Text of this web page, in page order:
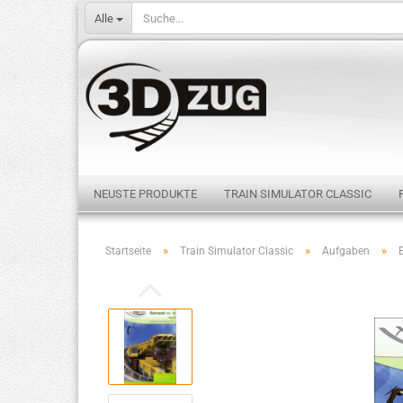
Alle
NEUSTE PRODUKTE TRAIN SIMULATOR CLASSIC
Startseite » Train Simulator Classic » Aufgaben »